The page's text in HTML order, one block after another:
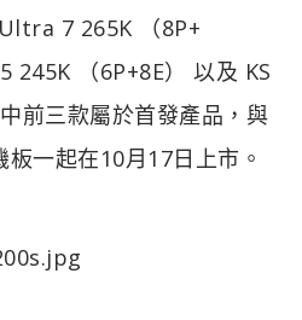
7 265K （8P+
（6P+8E） 以及 KS
前三款屬於首發產品，與
一起在10月17日上市。